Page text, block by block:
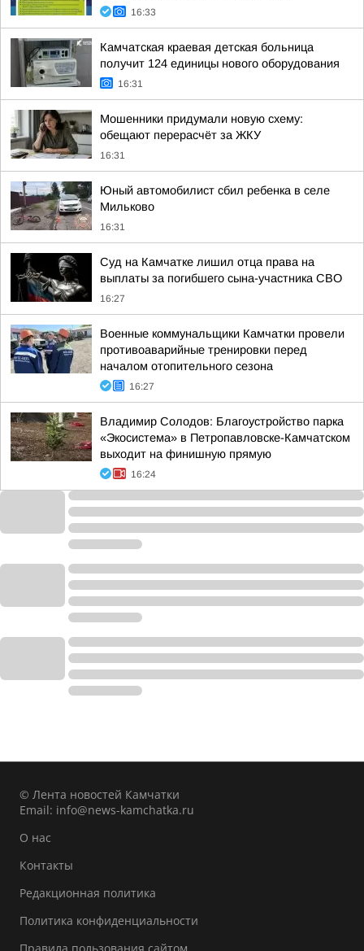
16:33
Камчатская краевая детская больница
получит 124 единицы нового оборудования
16:31
Мошенники придумали новую схему:
обещают перерасчёт за ЖКУ
16:31
Юный автомобилист сбил ребенка в селе
Мильково
16:31
Суд на Камчатке лишил отца права на
выплаты за погибшего сына-участника СВО
16:27
Военные коммунальщики Камчатки провели
противоаварийные тренировки перед
началом отопительного сезона
16:27
Владимир Солодов: Благоустройство парка
«Экосистема» в Петропавловске-Камчатском
выходит на финишную прямую
16:24
© Лента новостей Камчатки
Email: info@news-kamchatka.ru
О нас
Контакты
Редакционная политика
Политика конфиденциальности